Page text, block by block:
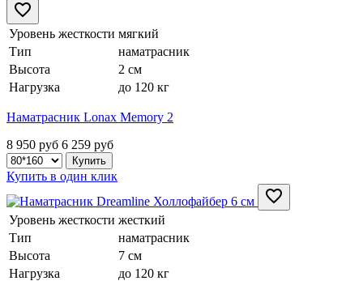
Уровень жесткости мягкий
Тип
наматрасник
Высота
2 см
Нагрузка
до 120 кг
Наматрасник Lonax Memory 2
8 950 руб 6 259 руб
Купить в один клик
Уровень жесткости жесткий
Тип
наматрасник
Высота
7 см
Нагрузка
до 120 кг